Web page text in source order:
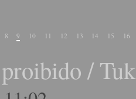
8 9 10 11 12 13 14 15 16
/Tuk